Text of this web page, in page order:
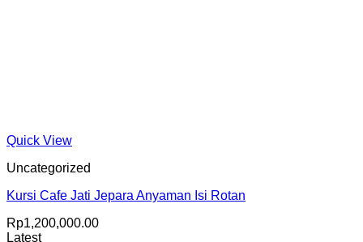
Quick View
Uncategorized
Kursi Cafe Jati Jepara Anyaman Isi Rotan
Rp1,200,000.00
Latest